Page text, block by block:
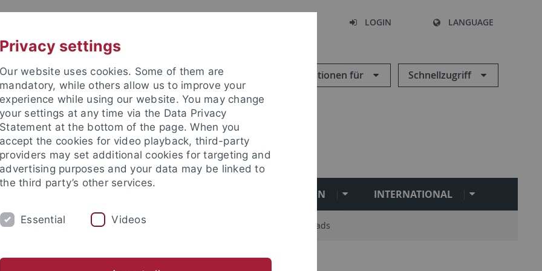
LOGIN LANGUAGE
Informationen für Schnellzugriff
PROMOTION/HABILITATION INTERNATIONAL
Familienförderung Doktorandenkonvent Downloads
Gleichstellung
Privacy settings
Our website uses cookies. Some of them are
mandatory, while others allow us to improve your
experience while using our website. You may change
your settings at any time via the Data Privacy
Statement at the bottom of the page. When you
accept the cookies for video playback, third-party
providers may set additional cookies for targeting and
advertising purposes and your data may be linked to
the third party’s other services.
Essential Videos